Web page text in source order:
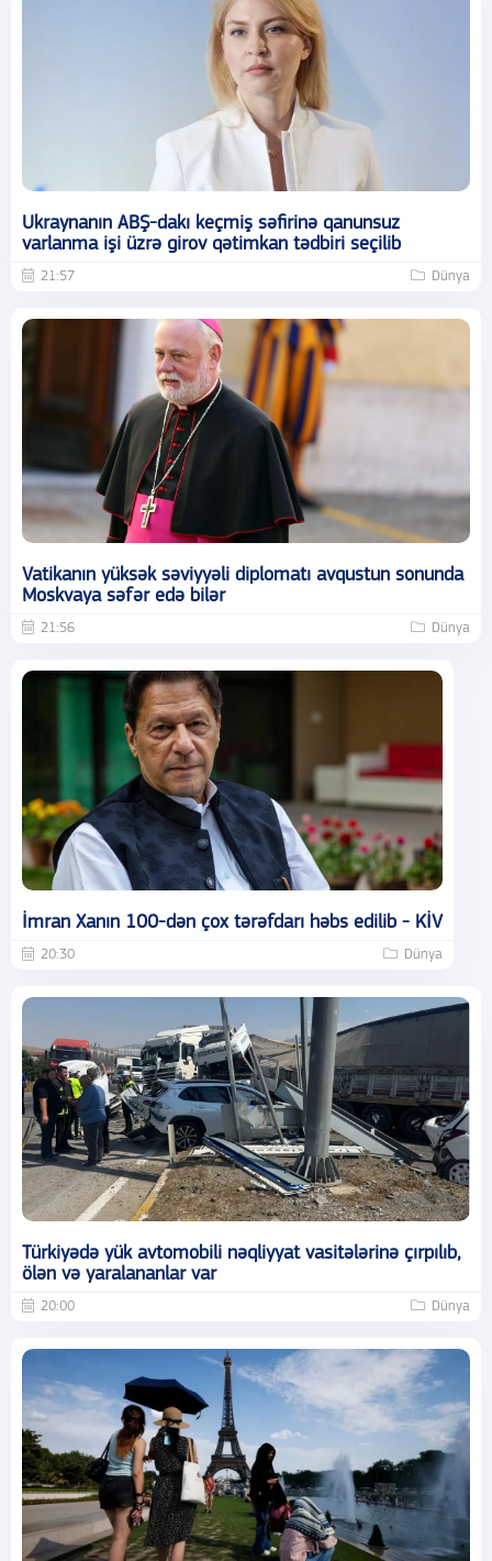
Ukraynanın ABŞ-dakı keçmiş səfirinə qanunsuz
varlanma işi üzrə girov qətimkan tədbiri seçilib
21:57 Dünya
Vatikanın yüksək səviyyəli diplomatı avqustun sonunda
Moskvaya səfər edə bilər
21:56 Dünya
İmran Xanın 100-dən çox tərəfdarı həbs edilib - KİV
20:30 Dünya
Türkiyədə yük avtomobili nəqliyyat vasitələrinə çırpılıb,
ölən və yaralananlar var
20:00 Dünya